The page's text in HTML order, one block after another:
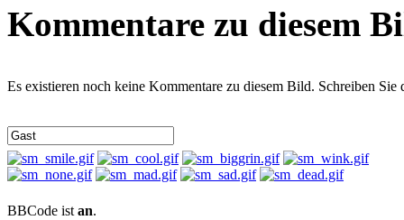
Kommentare zu diesem
Es existieren noch keine Kommentare zu diesem Bild. Schreiben Sie
BBCode ist an.